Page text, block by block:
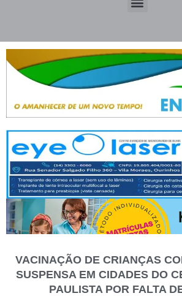
VACINAÇÃO DE CRIANÇAS
SUSPENSA EM CIDADES DO
PAULISTA POR FALTA